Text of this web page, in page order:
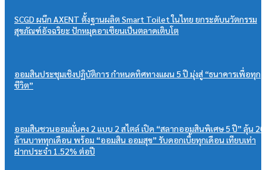
SCGD ผนึก AXENT ตั้งฐานผลิต Smart Toilet ในไทย ยกระดับนวัตกรรม
สุขภัณฑ์อัจฉริยะ ปักหมุดอาเซียนเป็นตลาดเติบโต
ออมสินประชุมเชิงปฏิบัติการ กำหนดทิศทางแผน 5 ปี มุ่งสู่ “ธนาคารเพื่อทุก
ชีวิต”
ออมสินชวนออมมั่นคง 2 แบบ 2 สไตล์ เปิด “สลากออมสินพิเศษ 5 ปี” ลุ้น 20
ล้านบาททุกเดือน พร้อม “ออมสิน ออมสุข” รับดอกเบี้ยทุกเดือน เทียบเท่า
ฝากประจำ 1.52% ต่อปี